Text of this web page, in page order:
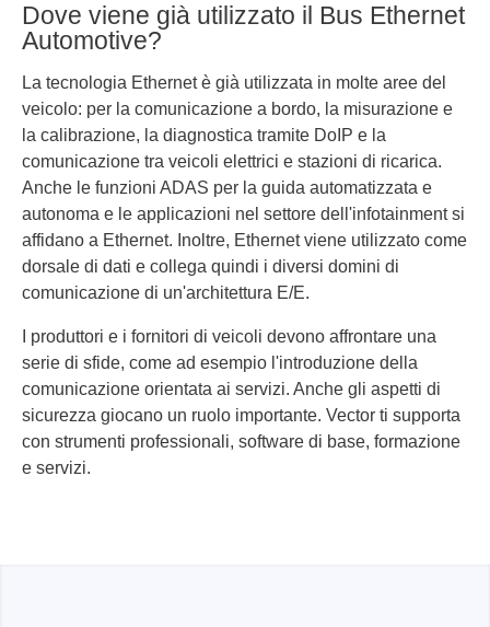
Dove viene già utilizzato il Bus Ethernet
Automotive?
La tecnologia Ethernet è già utilizzata in molte aree del
veicolo: per la comunicazione a bordo, la misurazione e
la calibrazione, la diagnostica tramite DoIP e la
comunicazione tra veicoli elettrici e stazioni di ricarica.
Anche le funzioni ADAS per la guida automatizzata e
autonoma e le applicazioni nel settore dell'infotainment si
affidano a Ethernet. Inoltre, Ethernet viene utilizzato come
dorsale di dati e collega quindi i diversi domini di
comunicazione di un'architettura E/E.
I produttori e i fornitori di veicoli devono affrontare una
serie di sfide, come ad esempio l'introduzione della
comunicazione orientata ai servizi. Anche gli aspetti di
sicurezza giocano un ruolo importante. Vector ti supporta
con strumenti professionali, software di base, formazione
e servizi.